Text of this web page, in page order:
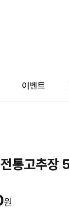
이벤트
전통고추
원